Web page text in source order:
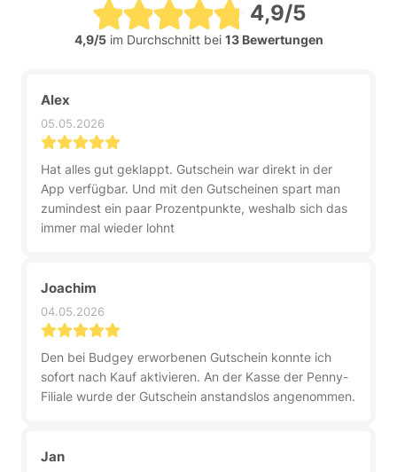
4,9/5
4,9/5im Durchschnitt bei 13 Bewertungen
Alex
05.05.2026
Hat alles gut geklappt. Gutschein war direkt in der
App verfügbar. Und mit den Gutscheinen spart man
zumindest ein paar Prozentpunkte, weshalb sich das
immer mal wieder lohnt
Joachim
04.05.2026
Den bei Budgey erworbenen Gutschein konnte ich
sofort nach Kauf aktivieren. An der Kasse der Penny-
Filiale wurde der Gutschein anstandslos angenommen.
Jan